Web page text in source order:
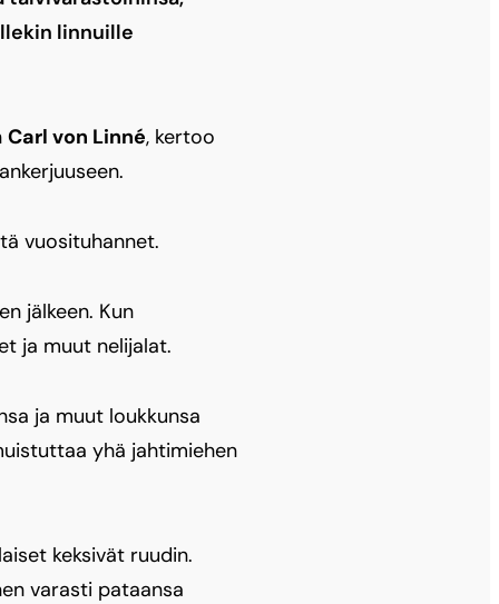
linnuille
Carl von Linné, kertoo
vuosituhannet.
jälkeen. Kun
ja muut nelijalat.
ja muut loukkunsa
yhä jahtimiehen
keksivät ruudin.
varasti pataansa